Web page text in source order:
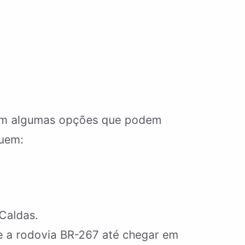
algumas opções que podem
a rodovia BR-267 até chegar em